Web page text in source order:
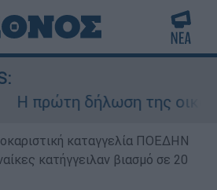
Η πρώτη δήλωση της
καταγγελία ΠΟΕΔΗΝ
κατήγγειλαν βιασμό σε 20